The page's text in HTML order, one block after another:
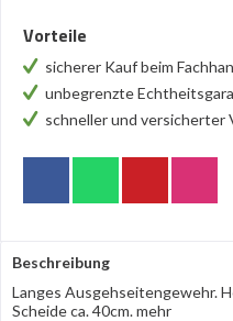
Vorteile
sicherer Kauf beim
unbegrenzte
schneller und versicherter
Beschreibung
Langes Ausgehseitengewehr.
Scheide ca. 40cm.mehr